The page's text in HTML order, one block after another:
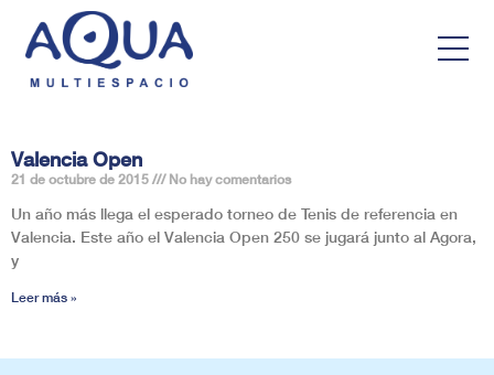
Valencia Open
21 de octubre de 2015 No hay comentarios
Un año más llega el esperado torneo de Tenis de referencia en
Valencia. Este año el Valencia Open 250 se jugará junto al Agora,
y
Leer más »